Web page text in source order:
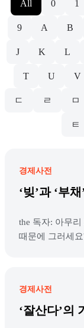
All 0 1
9 A B
J K L
T U V
ㄷ ㄹ ㅁ
ㅌ
경제사전
‘빚’과 ‘부
the 독자: 아무
때문에 그러세
경제사전
‘잘산다’의